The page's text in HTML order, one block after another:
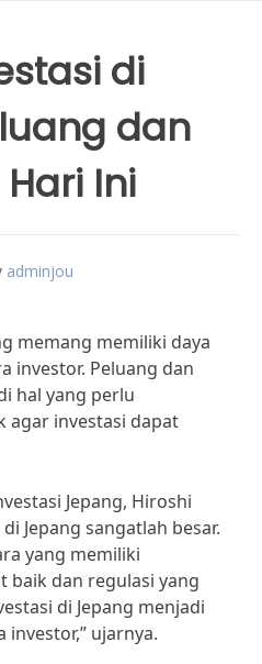
di
dan
Ini
adminjou
memang memiliki daya
investor. Peluang dan
hal yang perlu
agar investasi dapat
Jepang, Hiroshi
Jepang sangatlah besar.
yang memiliki
dan regulasi yang
di Jepang menjadi
ujarnya.